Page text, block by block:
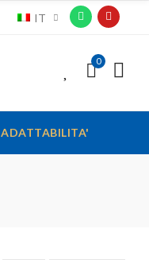
IT
0
ADATTABILITA'